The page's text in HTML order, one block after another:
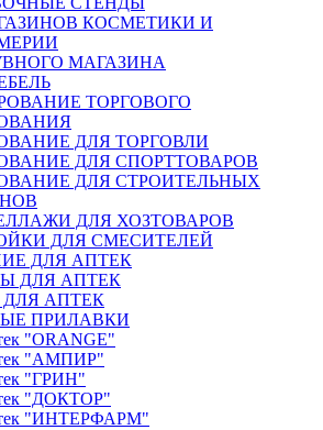
КОСМЕТИКИ И
МАГАЗИНА
ТОРГОВОГО
ДЛЯ ТОРГОВЛИ
ДЛЯ СПОРТТОВАРОВ
ДЛЯ СТРОИТЕЛЬНЫХ
ДЛЯ ХОЗТОВАРОВ
ДЛЯ СМЕСИТЕЛЕЙ
ДЛЯ АПТЕК
ДЛЯ АПТЕК
АПТЕК
ПРИЛАВКИ
"ORANGE"
"АМПИР"
"ГРИН"
"ДОКТОР"
"ИНТЕРФАРМ"